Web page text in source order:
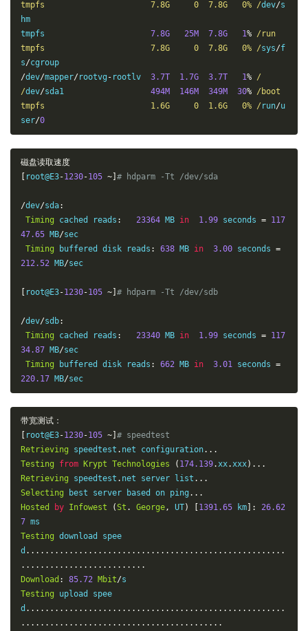
tmpfs                      7.8G     0  7.8G   0% /dev/s
hm
tmpfs 7.8G 25M 7.8G 1% /run
tmpfs                      7.8G     0  7.8G   0% /sys/f
s/
/dev/mapper/rootvg - rootlv 3.7T 1.7G 3.7T 1% /
/dev/sda1 494M 146M 349M 30% /boot
tmpfs                      1.6G     0  1.6G   0% / run/u
ser/0
磁盘读取速度
root@E3-1230-105 ~] # hdparm -Tt /dev/sda
/dev/sda:
Timing cached reads : 23364 MB in 1.99 seconds = 117
47.65 MB/sec
Timing buffered disk reads : 638 MB in 3.00 seconds =
212.52 MB/sec
root@E3-1230-105 ~] # hdparm -Tt /dev/sdb
/dev/sdb:
Timing cached reads : 23340 MB in 1.99 seconds = 117
34.87 MB/sec
Timing buffered disk reads : 662 MB in 3.01 seconds =
220.17 MB/sec
带宽测试：
root@E3-1230-105 ~] # speedtest
Retrieving speedtest . net configuration...
Testing
from Krypt Technologies ( 174.139.xx.xxx)...
Retrieving speedtest . net server list ...
Selecting best server based on ping ...
Hosted
by Infowest (St . George, UT) 1391.65 km ]:
26.62
7
Testing download spee
d ......................................................
..........................
Download : 85.72 Mbit/
Testing upload spee
d ......................................................
..........................................